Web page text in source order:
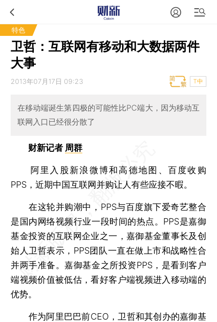
特色
卫哲：互联网有移动和大数据两件
大事
2013年07月17日 09:23 T中
在移动端诞生第四极的可能性比PC端大，因为移动互
联网入口已经很分散了
财新记者 周群
阿里入股新浪微博和高德地图、百度收购
PPS，近期中国互联网并购让人有些应接不暇。
在这轮并购潮中，PPS与百度旗下爱奇艺整合
是国内网络视频行业一段时间的热点。PPS是嘉御
基金投资的互联网企业之一，嘉御基金董事长及创
始人卫哲表示，PPS团队一直在做上市和战略性合
并两手准备。嘉御基金之所投资PPS，是看到客户
端视频价值被低估，看好客户端视频进入移动端的
优势。
作为阿里巴巴前CEO，卫哲和其创办的嘉御基